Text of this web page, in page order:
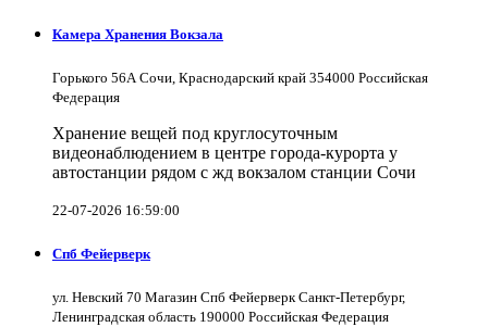
Камера Хранения Вокзала
Горького 56А Сочи, Краснодарский край 354000 Российская
Федерация
Хранение вещей под круглосуточным
видеонаблюдением в центре города-курорта у
автостанции рядом с жд вокзалом станции Сочи
22-07-2026 16:59:00
Спб Фейерверк
ул. Невский 70 Магазин Спб Фейерверк Санкт-Петербург,
Ленинградская область 190000 Российская Федерация